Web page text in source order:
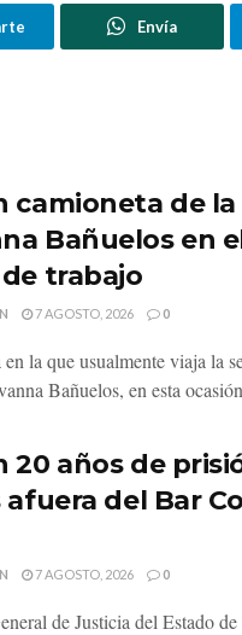
Envía
camioneta de
Bañuelos en
trabajo
7 AGOSTO, 2026 0
la que usualmente viaja la
Bañuelos, en esta
20 años de
del Bar
7 AGOSTO, 2026 0
de Justicia del Estado